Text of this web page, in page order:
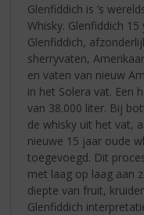
Glenfiddich is ’s
Whisky. Glenfiddich
Glenfiddich,
sherryvaten,
en vaten van nieuw
in het Solera vat. Een
van 38.000 liter. Bij
de whisky uit het vat,
nieuwe 15 jaar oude
toegevoegd. Dit
met laag op laag aan
diepte van fruit,
Glenfiddich